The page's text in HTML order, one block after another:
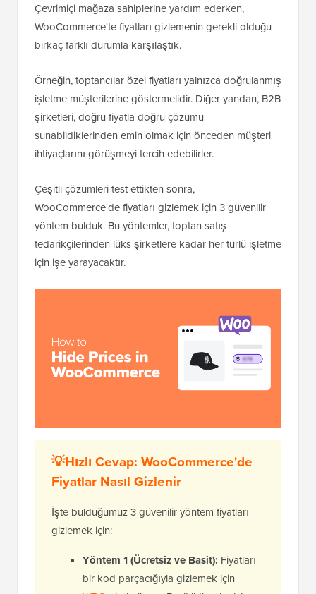
Çevrimiçi mağaza sahiplerine yardım ederken,
WooCommerce'te fiyatları gizlemenin gerekli olduğu
birkaç farklı durumla karşılaştık.
Örneğin, toptancılar özel fiyatları yalnızca doğrulanmış
işletme müşterilerine göstermelidir. Diğer yandan, B2B
şirketleri, doğru fiyatla doğru çözümü
sunabildiklerinden emin olmak için önceden müşteri
ihtiyaçlarını görüşmeyi tercih edebilirler.
Çeşitli çözümleri test ettikten sonra,
WooCommerce'de fiyatları gizlemek için 3 güvenilir
yöntem bulduk. Bu yöntemler, toptan satış
tedarikçilerinden lüks şirketlere kadar her türlü işletme
için işe yarayacaktır.
💡Hızlı Cevap: WooCommerce'de
Fiyatlar Nasıl Gizlenir
İşte bulduğumuz 3 güvenilir yöntem fiyatları
gizlemek için:
Yöntem 1 (Ücretsiz ve Basit): Fiyatları
bir kod parçacığıyla gizlemek için